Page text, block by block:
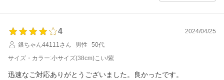
4
2024/04/25
銀ちゃん44111さん
男性
50代
サイズ・カラー:小サイズ(38cm)こい/紫
迅速なご対応ありがとうございました。良かったです。